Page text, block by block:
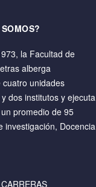
la Facultad de
alberga
unidades
dos institutos y ejecuta
promedio de 95
investigación, Docencia